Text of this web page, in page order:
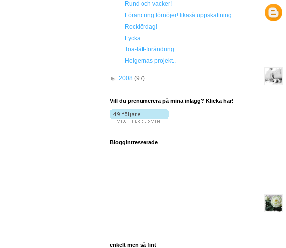
Rund och vacker!
Förändring förnöjer! likaså uppskattning..
Rocklördag!
Lycka
Toa-lätt-förändring..
Helgernas projekt..
► 2008 (97)
Vill du prenumerera på mina inlägg? Klicka här!
Bloggintresserade
enkelt men så fint